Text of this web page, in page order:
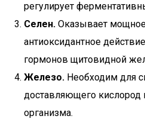
регулирует
Селен. Оказывает
антиоксидантное
гормонов щитовидной
Железо. Необходим для
доставляющего кислород
организма.